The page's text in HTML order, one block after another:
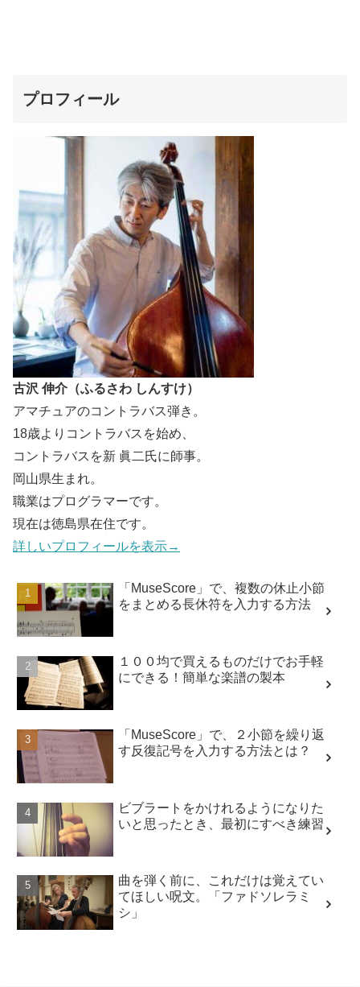
プロフィール
古沢 伸介（ふるさわ しんすけ）
アマチュアのコントラバス弾き。
18歳よりコントラバスを始め、
コントラバスを新 眞二氏に師事。
岡山県生まれ。
職業はプログラマーです。
現在は徳島県在住です。
詳しいプロフィールを表示→
「MuseScore」で、複数の休止小節
をまとめる長休符を入力する方法
１００均で買えるものだけでお手軽
にできる！簡単な楽譜の製本
「MuseScore」で、２小節を繰り返
す反復記号を入力する方法とは？
ビブラートをかけれるようになりた
いと思ったとき、最初にすべき練習
曲を弾く前に、これだけは覚えてい
てほしい呪文。「ファドソレラミ
シ」